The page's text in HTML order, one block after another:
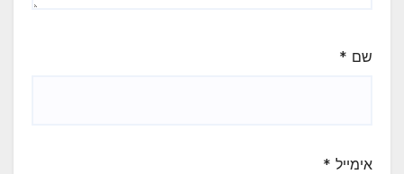
שם *
אימייל *